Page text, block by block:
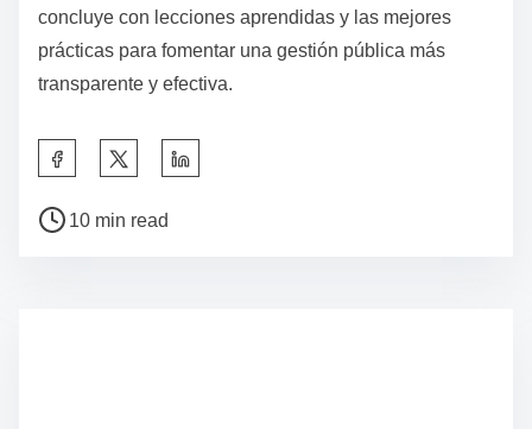
concluye con lecciones aprendidas y las mejores
prácticas para fomentar una gestión pública más
transparente y efectiva.
a
P
10 min read